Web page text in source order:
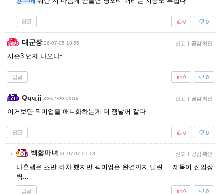
답글 0
0
대군장 26-07-05 18:55 신고 공감 확인
시즌3 언제 나오냐~
답글 0
0
Qqqjjj 26-07-06 06:19 신고 공감 확인
이거보단 픽미업을 애니화하는게 더 잼날꺼 같다
답글 0
0
백합마녀 26-07-07 07:18 신고 공감 확인
나혼렙은 초반 하차 했지만 픽미업은 완결까지 달린.....제목이 진입장
벽...
답글 0
0